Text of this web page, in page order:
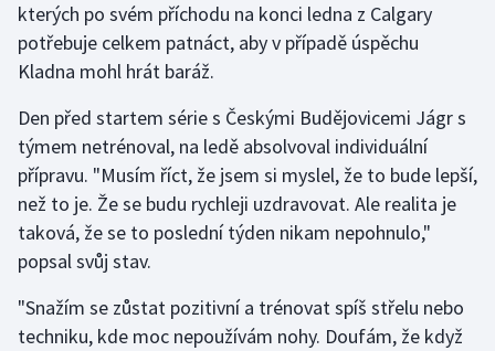
Gymnastika
Házená
Jezdectví
Judo
Krasobruslení
Lyže a snowboard
kterých po svém příchodu na konci ledna z Calgary
potřebuje celkem patnáct, aby v případě úspěchu
Kladna mohl hrát baráž.
Den před startem série s Českými Budějovicemi Jágr s
týmem netrénoval, na ledě absolvoval individuální
přípravu. "Musím říct, že jsem si myslel, že to bude lepší,
než to je. Že se budu rychleji uzdravovat. Ale realita je
taková, že se to poslední týden nikam nepohnulo,"
popsal svůj stav.
"Snažím se zůstat pozitivní a trénovat spíš střelu nebo
techniku, kde moc nepoužívám nohy. Doufám, že když